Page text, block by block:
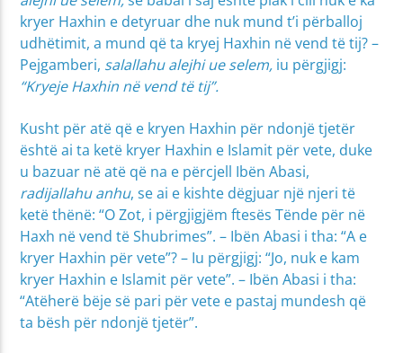
kryer Haxhin e detyruar dhe nuk mund t’i përballoj
udhëtimit, a mund që ta kryej Haxhin në vend të tij? –
Pejgamberi, salallahu alejhi ue selem, iu përgjigj:
“Kryeje Haxhin në vend të tij”.
Kusht për atë që e kryen Haxhin për ndonjë tjetër
është ai ta ketë kryer Haxhin e Islamit për vete, duke
u bazuar në atë që na e përcjell Ibën Abasi,
radijallahu anhu, se ai e kishte dëgjuar një njeri të
ketë thënë: “O Zot, i përgjigjëm ftesës Tënde për në
Haxh në vend të Shubrimes”. – Ibën Abasi i tha: “A e
kryer Haxhin për vete”? – Iu përgjigj: “Jo, nuk e kam
kryer Haxhin e Islamit për vete”. – Ibën Abasi i tha:
“Atëherë bëje së pari për vete e pastaj mundesh që
ta bësh për ndonjë tjetër”.